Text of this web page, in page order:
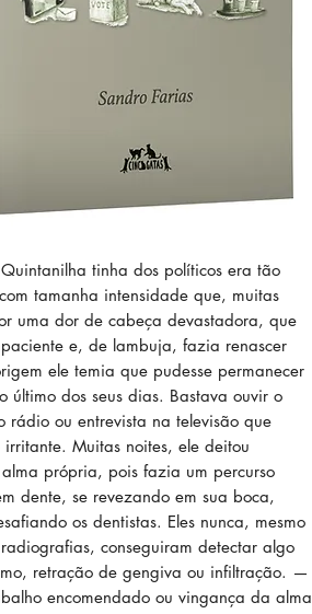
tinha dos políticos era tão
tamanha intensidade que, muitas
uma dor de cabeça devastadora, que
e, de lambuja, fazia renascer
ele temia que pudesse permanecer
último dos seus dias. Bastava ouvir o
rádio ou entrevista na televisão que
Muitas noites, ele deitou
própria, pois fazia um percurso
dente, se revezando em sua boca,
os dentistas. Eles nunca, mesmo
conseguiram detectar algo
retração de gengiva ou infiltração. —
encomendado ou vingança da alma